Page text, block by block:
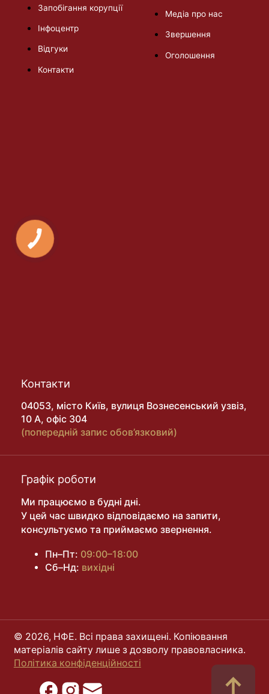
Запобігання корупції
Інфоцентр
Відгуки
Контакти
Медіа про нас
Звершення
Оголошення
Контакти
04053, місто Київ, вулиця Вознесенський узвіз,
10 А, офіс 304
(попередній запис обов’язковий)
Графік роботи
Ми працюємо в будні дні.
У цей час швидко відповідаємо на запити,
консультуємо та приймаємо звернення.
Пн–Пт: 09:00–18:00
Сб–Нд: вихідні
© 2026, НФЕ. Всі права захищені. Копіювання
матеріалів сайту лише з дозволу правовласника.
Політика конфіденційності